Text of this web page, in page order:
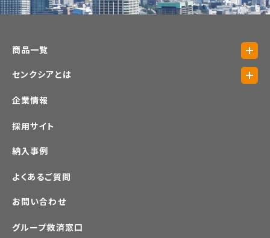
商品一覧
センクシアとは
企業情報
採用サイト
納入事例
よくあるご質問
お問い合わせ
グループ救済窓口